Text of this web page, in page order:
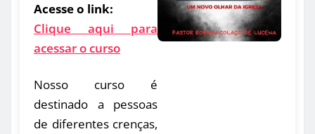
Acesse o link:
Clique aqui para
acessar o curso
Nosso curso é
destinado a pessoas
de diferentes crenças,